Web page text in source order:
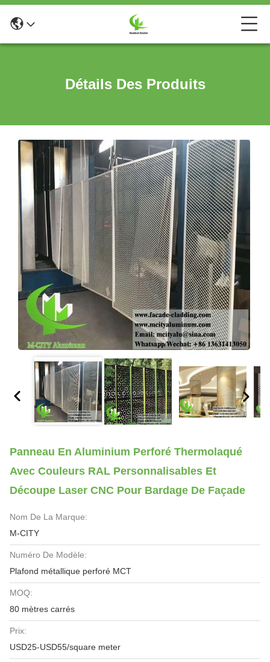
Détails Des Produits
Panneau En Aluminium Perforé Thermolaqué
Avec Couleurs RAL Personnalisables Et
Découpe Laser CNC Pour Bardage De Façade
Nom De La Marque:
M-CITY
Numéro De Modèle:
Plafond métallique perforé MCT
MOQ:
80 mètres carrés
Prix:
USD25-USD55/square meter